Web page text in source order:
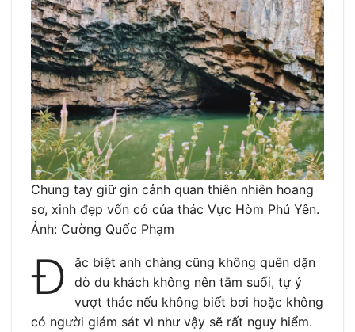
Chung tay giữ gìn cảnh quan thiên nhiên hoang
sơ, xinh đẹp vốn có của thác Vực Hòm Phú Yên.
Ảnh: Cường Quốc Phạm
Đ
ặc biệt anh chàng cũng không quên dặn
dò du khách không nên tắm suối, tự ý
vượt thác nếu không biết bơi hoặc không
có người giám sát vì như vậy sẽ rất nguy hiểm.